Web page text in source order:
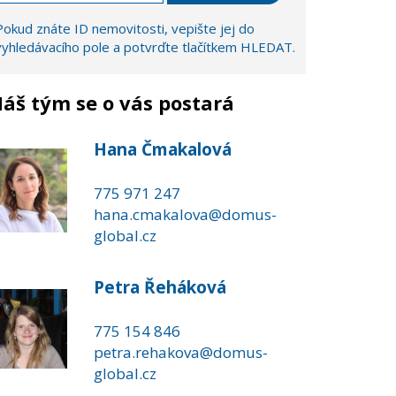
znáte ID nemovitosti, vepište jej do
pole a potvrďte tlačítkem HLEDAT.
tým se o vás postará
Hana Čmakalová
775 971 247
hana.cmakalova@domus-
global.cz
Petra Řeháková
775 154 846
petra.rehakova@domus-
global.cz